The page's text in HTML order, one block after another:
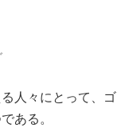
人々にとって、ゴ
ある。